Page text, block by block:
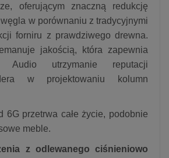
oferującym znaczną redukcję
w porównaniu z tradycyjnymi
forniru z prawdziwego drewna.
jakością, która zapewnia
Audio utrzymanie reputacji
w projektowaniu kolumn
6G przetrwa całe życie, podobnie
meble.
z odlewanego ciśnieniowo